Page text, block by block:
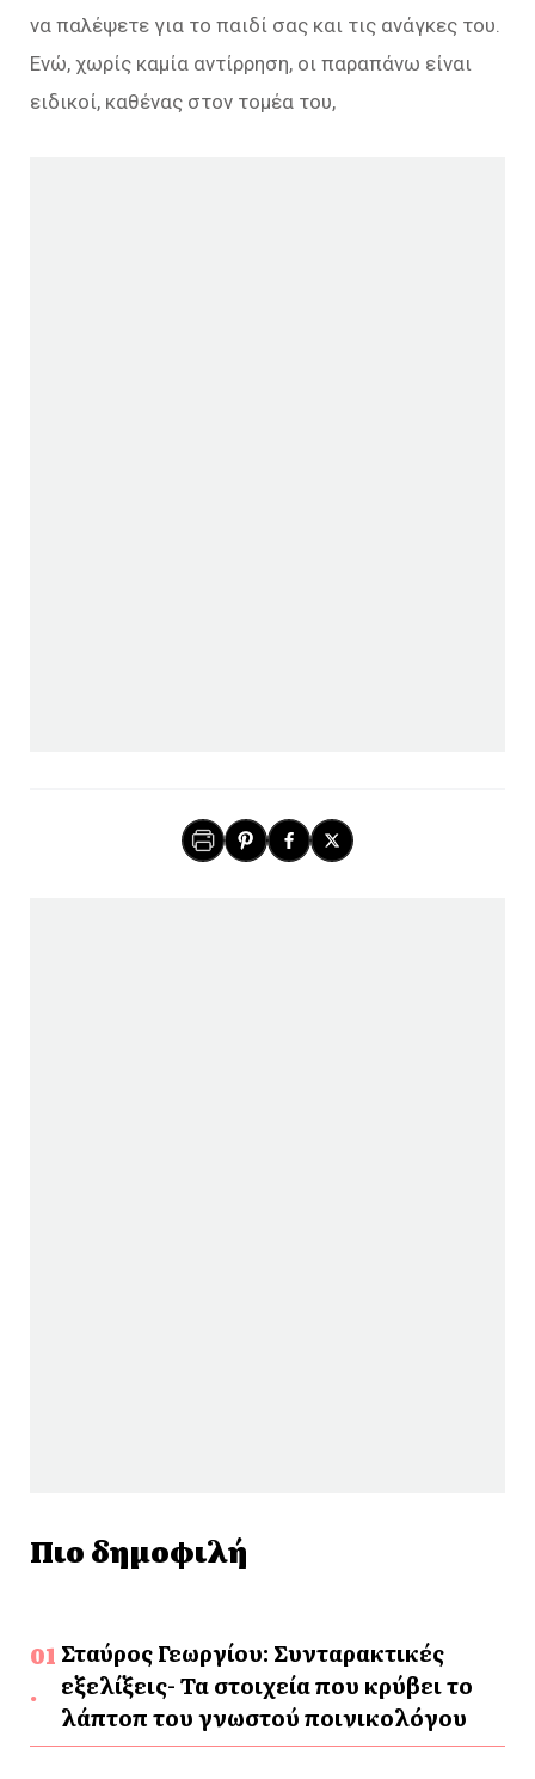
να παλέψετε για το παιδί σας και τις ανάγκες του.
Ενώ, χωρίς καμία αντίρρηση, οι παραπάνω είναι
ειδικοί, καθένας στον τομέα του,
Πιο δημοφιλή
Σταύρος Γεωργίου: Συνταρακτικές
εξελίξεις- Τα στοιχεία που κρύβει το
λάπτοπ του γνωστού ποινικολόγου